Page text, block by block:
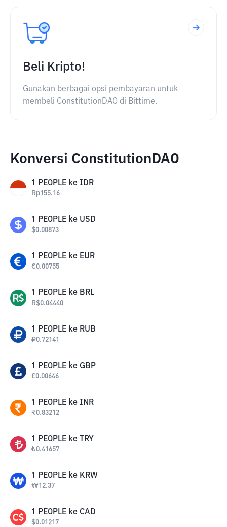
Beli Kripto!
Gunakan berbagai opsi pembayaran untuk
membeli ConstitutionDAO di Bittime.
Konversi ConstitutionDAO
1 PEOPLE ke IDR
Rp155.16
1 PEOPLE ke USD
$0.00873
1 PEOPLE ke EUR
€0.00755
1 PEOPLE ke BRL
R$0.04440
1 PEOPLE ke RUB
₽0.72141
1 PEOPLE ke GBP
£0.00646
1 PEOPLE ke INR
₹0.83212
1 PEOPLE ke TRY
₺0.41657
1 PEOPLE ke KRW
₩12.37
1 PEOPLE ke CAD
$0.01217